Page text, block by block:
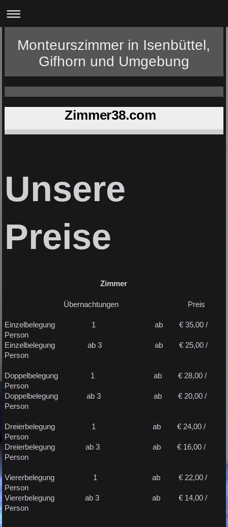
Monteurszimmer in Isenbüttel,
Gifhorn und Umgebung
Zimmer38.com
Unsere
Preise
Zimmer
Übernachtungen Preis
Einzelbelegung 1 ab € 35,00 /
Person
Einzelbelegung ab 3 ab € 25,00 /
Person
Doppelbelegung 1 ab € 28,00 /
Person
Doppelbelegung ab 3 ab € 20,00 /
Person
Dreierbelegung 1 ab € 24,00 /
Person
Dreierbelegung ab 3 ab € 16,00 /
Person
Viererbelegung 1 ab € 22,00 /
Person
Viererbelegung ab 3 ab € 14,00 /
Person